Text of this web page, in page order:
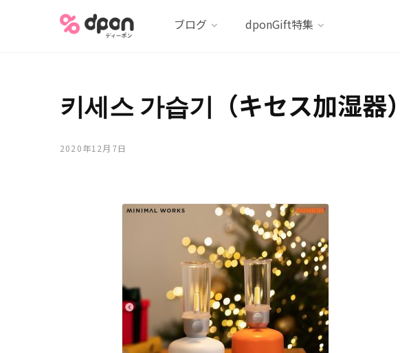
ブログ dponGift特集
키세스 가습기（キセス加湿器）
2020年12月7日